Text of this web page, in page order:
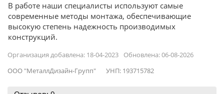
В работе наши специалисты используют самые
современные методы монтажа, обеспечивающие
высокую степень надежность производимых
конструкций.
Организация добавлена: 18-04-2023
Обновлена: 06-08-2026
ООО "МеталлДизайн-Групп"
УНП: 193715782